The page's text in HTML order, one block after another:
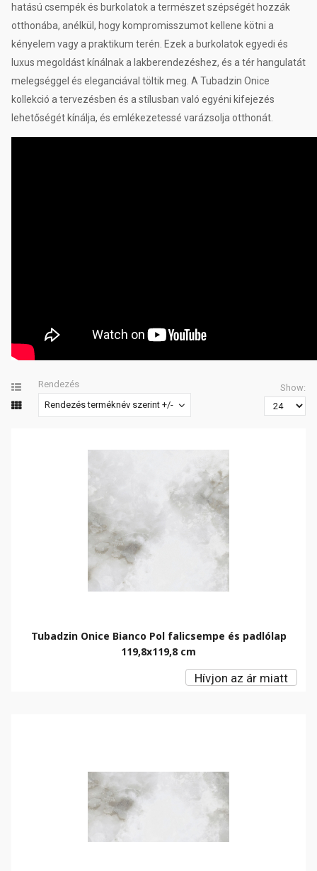
hatású csempék és burkolatok a természet szépségét hozzák
otthonába, anélkül, hogy kompromisszumot kellene kötni a
kényelem vagy a praktikum terén. Ezek a burkolatok egyedi és
luxus megoldást kínálnak a lakberendezéshez, és a tér hangulatát
melegséggel és eleganciával töltik meg. A Tubadzin Onice
kollekció a tervezésben és a stílusban való egyéni kifejezés
lehetőségét kínálja, és emlékezetessé varázsolja otthonát.
Rendezés
Rendezés terméknév szerint +/-
Show:
Tubadzin Onice Bianco Pol falicsempe és padlólap
119,8x119,8 cm
Hívjon az ár miatt